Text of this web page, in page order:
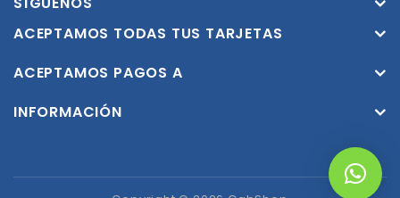
ACEPTAMOS TODAS TUS TARJETAS
ACEPTAMOS PAGOS A
INFORMACIÓN